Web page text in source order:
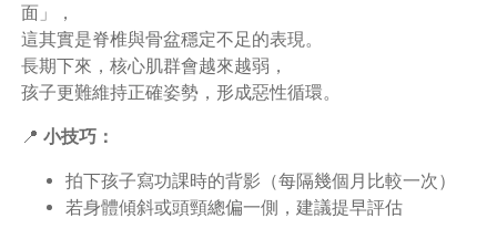
面」，
這其實是脊椎與骨盆穩定不足的表現。
長期下來，核心肌群會越來越弱，
孩子更難維持正確姿勢，形成惡性循環。
📍 小技巧：
拍下孩子寫功課時的背影（每隔幾個月比較一次）
若身體傾斜或頭頸總偏一側，建議提早評估